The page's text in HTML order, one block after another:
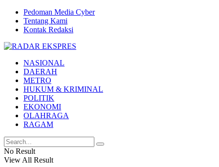
Pedoman Media Cyber
Tentang Kami
Kontak Redaksi
NASIONAL
DAERAH
METRO
HUKUM & KRIMINAL
POLITIK
EKONOMI
OLAHRAGA
RAGAM
No Result
View All Result